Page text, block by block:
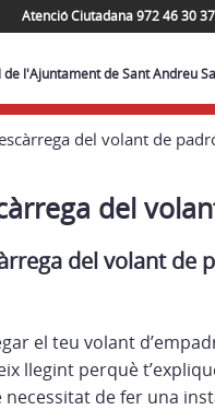
Atenció Ciutadana 972 46 30 37
de l'Ajuntament de Sant Andreu
del volant de
del
del volant de
el teu volant
llegint perquè
de fer una